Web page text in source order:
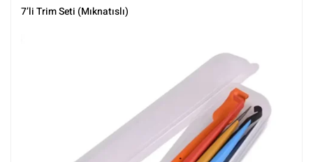
Kaplama Ürünleri,Tüm Ürünler
7’li Trim Seti (Mıknatıslı)